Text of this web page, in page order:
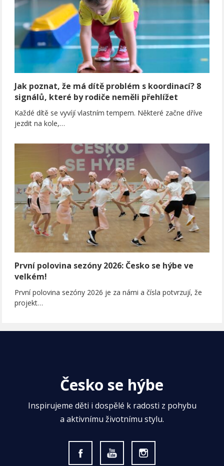
Jak poznat, že má dítě problém s koordinací? 8
signálů, které by rodiče neměli přehlížet
Každé dítě se vyvíjí vlastním tempem. Některé začne dříve
jezdit na kole,…
První polovina sezóny 2026: Česko se hýbe ve
velkém!
První polovina sezóny 2026 je za námi a čísla potvrzují, že
projekt…
Česko se hýbe
Inspirujeme děti i dospělé k radosti z pohybu
a aktivnímu životnímu stylu.